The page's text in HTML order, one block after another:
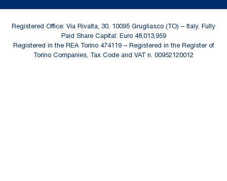
Registered Office: Via Rivalta, 30, 10095 Grugliasco (TO) – Italy. Fully
Paid Share Capital: Euro 48,013,959
Registered in the REA Torino 474119 – Registered in the Register of
Torino Companies, Tax Code and VAT n. 00952120012